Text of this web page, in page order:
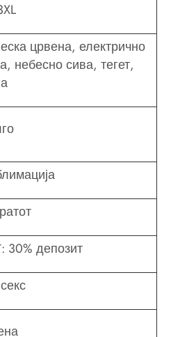
црвена, електрично
небесно сива, тегет,
30% депозит